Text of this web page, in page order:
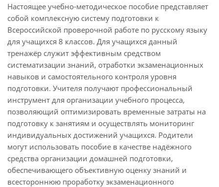
Настоящее учебно-методическое пособие представляет
собой комплексную систему подготовки к
Всероссийской проверочной работе по русскому языку
для учащихся 8 классов. Для учащихся данный
тренажёр служит эффективным средством
систематизации знаний, отработки экзаменационных
навыков и самостоятельного контроля уровня
подготовки. Учителя получают профессиональный
инструмент для организации учебного процесса,
позволяющий оптимизировать временные затраты на
подготовку к занятиям и осуществлять мониторинг
индивидуальных достижений учащихся. Родители
могут использовать пособие в качестве надёжного
средства организации домашней подготовки,
обеспечивающего объективную оценку знаний и
всестороннюю проработку экзаменационного